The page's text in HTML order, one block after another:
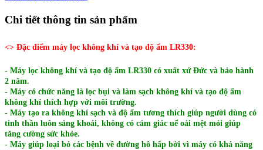
Chi tiết thông tin sản phẩm
<> Đặc điểm máy lọc không khí và tạo độ ẩm LR330:
- Máy lọc không khí và tạo độ ẩm LR330 có xuất xứ Đức và bảo hành
2 năm.
- Máy có chức năng là lọc bụi và làm sạch không khí và tạo độ ẩm
không khí thích hợp với môi trường.
- Máy tạo ra không khí sạch và độ ẩm tương thích giúp người dùng có
tinh thần luôn sảng khoái, không có cảm giác uể oải mệt mỏi giúp
tăng cường sức khỏe.
- Máy giúp loại bỏ các bệnh về đường hô hấp bởi vì máy có khả năng